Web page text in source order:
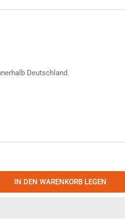
Deutschland.
IN DEN WARENKORB LEGEN